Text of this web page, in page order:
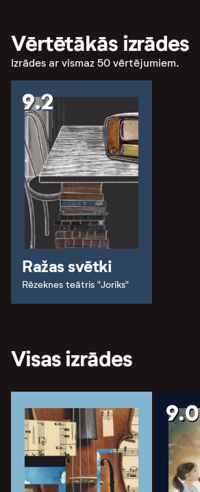
Vērtētākās izrādes
Izrādes ar vismaz 50 vērtējumiem.
9.2
Ražas svētki
Rēzeknes teātris "Joriks"
Visas izrādes
9.0